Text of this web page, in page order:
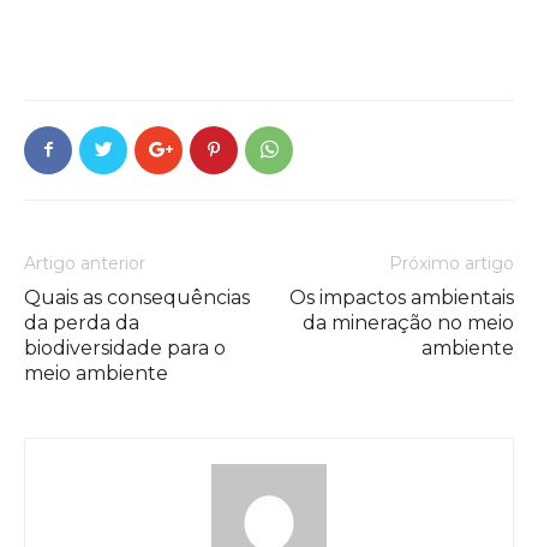
Artigo anterior
Quais as consequências
da perda da
biodiversidade para o
meio ambiente
Próximo artigo
Os impactos ambientais
da mineração no meio
ambiente